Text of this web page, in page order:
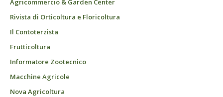
Agricommercio & Garden Center
Rivista di Orticoltura e Floricoltura
Il Contoterzista
Frutticoltura
Informatore Zootecnico
Macchine Agricole
Nova Agricoltura